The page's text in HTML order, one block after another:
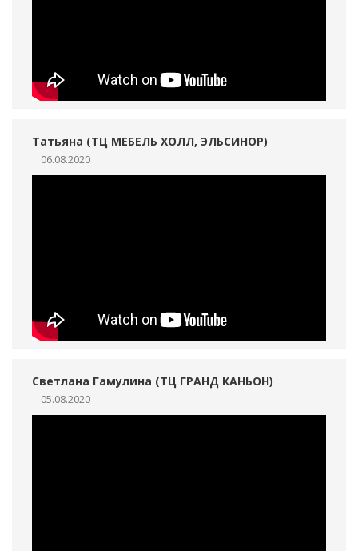
Татьяна (ТЦ МЕБЕЛЬ ХОЛЛ, ЭЛЬСИНОР)
06.08.2020
Светлана Гамулина (ТЦ ГРАНД КАНЬОН)
05.08.2020